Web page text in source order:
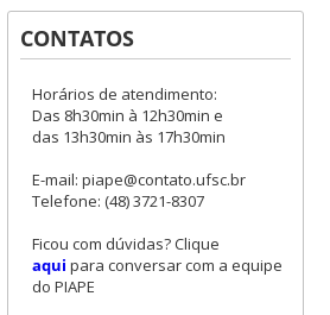
CONTATOS
Horários de atendimento:
Das 8h30min à 12h30min e
das 13h30min às 17h30min
E-mail: piape@contato.ufsc.br
Telefone: (48) 3721-8307
Ficou com dúvidas? Clique
aqui para conversar com a equipe
do PIAPE